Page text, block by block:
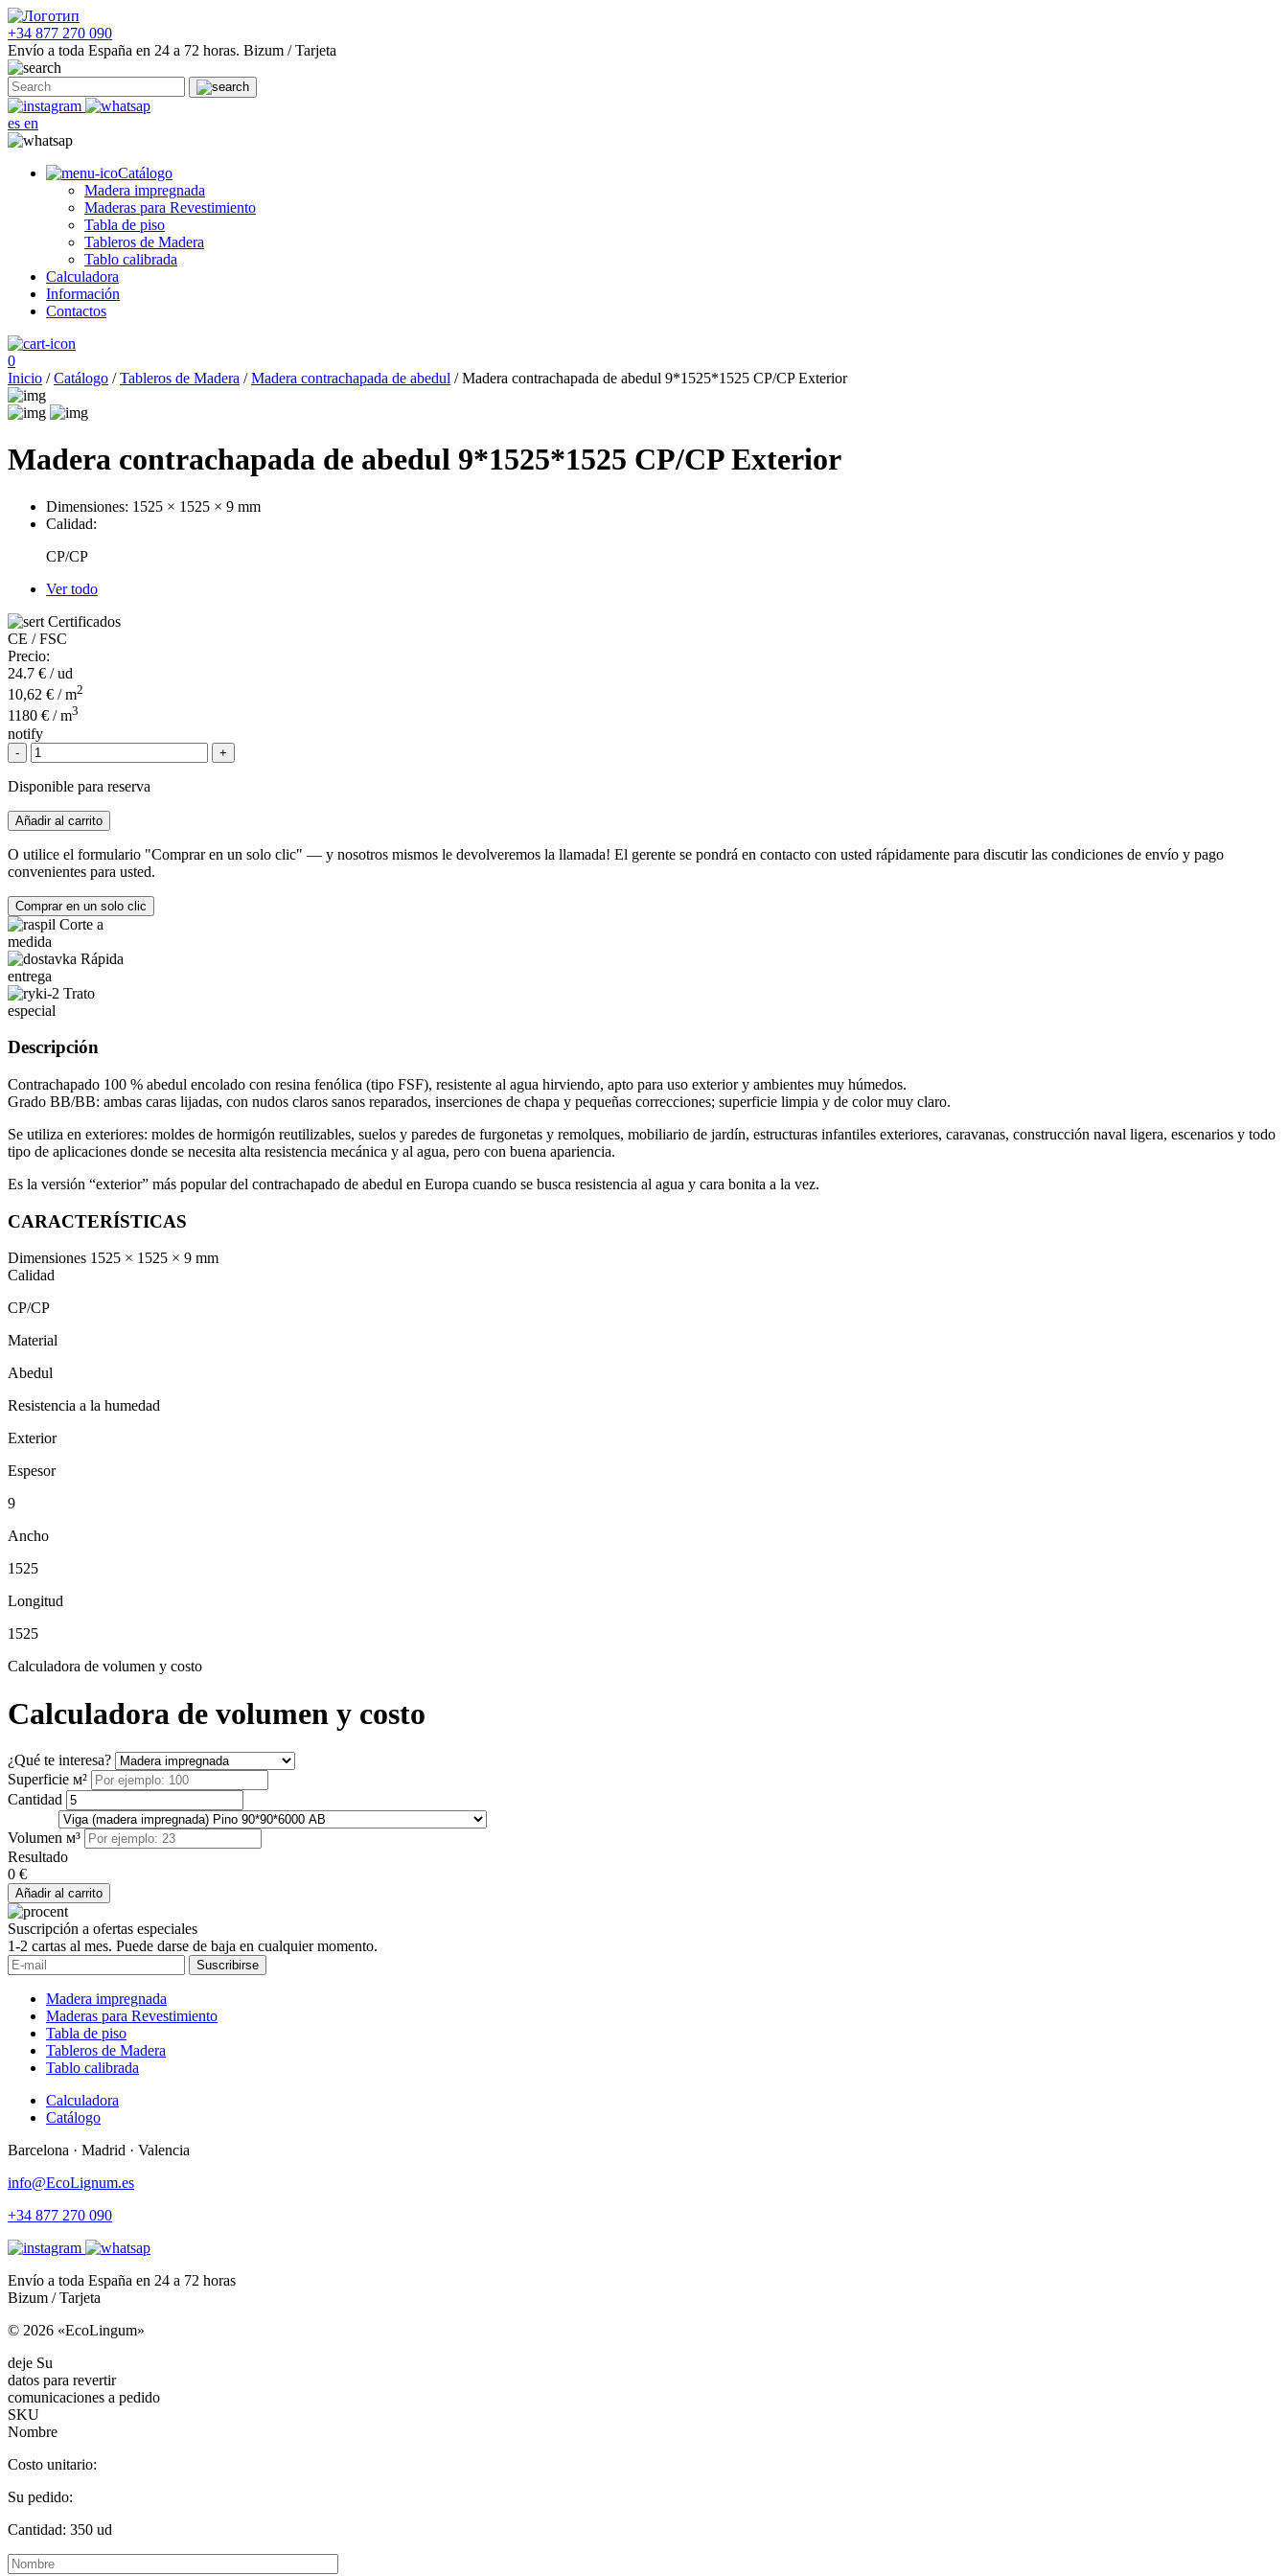
+34 877 270 090
Envío a toda España en 24 a 72 horas. Bizum / Tarjeta
es en
Catálogo
Madera impregnada
Maderas para Revestimiento
Tabla de piso
Tableros de Madera
Tablo calibrada
Calculadora
Información
Contactos
0
Inicio /Catálogo /Tableros de Madera /Madera contrachapada de abedul / Madera contrachapada de abedul 9*1525*1525 CP/CP Exterior
Madera contrachapada de abedul 9*1525*1525 CP/CP Exterior
Dimensiones: 1525 × 1525 × 9 mm
Calidad:
CP/CP
Ver todo
Certificados
CE / FSC
Precio:
24.7 € / ud
10,62 € / m2
1180 € / m3
notify
- +
Disponible para reserva
Añadir al carrito
O utilice el formulario "Comprar en un solo clic" — y nosotros mismos le devolveremos la llamada! El gerente se pondrá en contacto con usted rápidamente para discutir las condiciones de envío y pago
convenientes para usted.
Comprar en un solo clic
Corte a
medida
Rápida
entrega
Trato
especial
Descripción
Contrachapado 100 % abedul encolado con resina fenólica (tipo FSF), resistente al agua hirviendo, apto para uso exterior y ambientes muy húmedos.
Grado BB/BB: ambas caras lijadas, con nudos claros sanos reparados, inserciones de chapa y pequeñas correcciones; superficie limpia y de color muy claro.
Se utiliza en exteriores: moldes de hormigón reutilizables, suelos y paredes de furgonetas y remolques, mobiliario de jardín, estructuras infantiles exteriores, caravanas, construcción naval ligera, escenarios y todo
tipo de aplicaciones donde se necesita alta resistencia mecánica y al agua, pero con buena apariencia.
Es la versión “exterior” más popular del contrachapado de abedul en Europa cuando se busca resistencia al agua y cara bonita a la vez.
CARACTERÍSTICAS
Dimensiones 1525 × 1525 × 9 mm
Calidad
CP/CP
Material
Abedul
Resistencia a la humedad
Exterior
Espesor
9
Ancho
1525
Longitud
1525
Calculadora de volumen y costo
Calculadora de volumen y costo
¿Qué te interesa?
Superficie м²
Cantidad
Volumen м³
Resultado
0 €
Añadir al carrito
Suscripción a ofertas especiales
1-2 cartas al mes. Puede darse de baja en cualquier momento.
Suscribirse
Madera impregnada
Maderas para Revestimiento
Tabla de piso
Tableros de Madera
Tablo calibrada
Calculadora
Catálogo
Barcelona · Madrid · Valencia
info@EcoLignum.es
+34 877 270 090
Envío a toda España en 24 a 72 horas
Bizum / Tarjeta
© 2026 «EcoLingum»
deje Su
datos para revertir
comunicaciones a pedido
SKU
Nombre
Costo unitario:
Su pedido:
Cantidad: 350 ud